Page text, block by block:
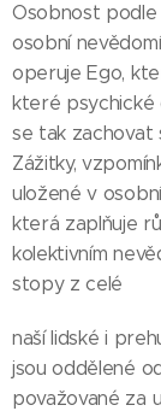
Osobnost podle
osobní
operuje Ego,
které psychické
se tak zachovat
Zážitky,
uložené v
která zaplňuje
kolektivním
stopy z celé
naší lidské i
jsou oddělené
považované za